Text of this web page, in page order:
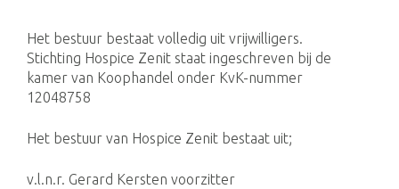
Het bestuur bestaat volledig uit vrijwilligers.
Stichting Hospice Zenit staat ingeschreven bij de
kamer van Koophandel onder KvK-nummer
12048758
Het bestuur van Hospice Zenit bestaat uit;
v.l.n.r. Gerard Kersten voorzitter